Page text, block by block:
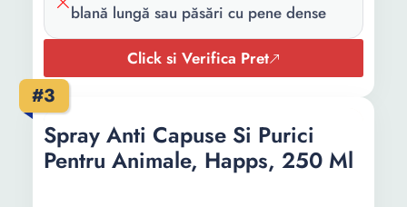
blană lungă sau păsări cu pene dense
Click si Verifica Pret
#3
Spray Anti Capuse Si Purici
Pentru Animale, Happs, 250 Ml